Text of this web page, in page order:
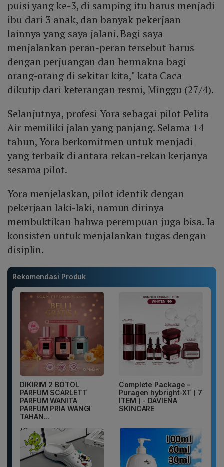
puisi yang ke-3, di samping itu harus menjadi
ibu dari 3 anak, dan banyak pekerjaan
lainnya yang saya jalani. Bagi saya
menjalankan peran-peran tersebut harus
dengan perjuangan dan bermakna bagi
orang-orang di sekitar kita," kata Caca
dikutip dari keterangan resmi, Minggu (27/4).
Selanjutnya, profesi Yora sebagai pilot Pelita
Air memiliki jalan yang panjang. Selama 14
tahun, Yora berkomitmen untuk menjadi
yang terbaik di antara rekan-rekan kerjanya
sesama pilot.
Yora menjelaskan, pilot identik dengan
pekerjaan laki-laki, namun dirinya
membuktikan bahwa perempuan juga bisa. Ia
konsisten untuk menjalankan tugas dengan
disiplin.
Rekomendasi Produk
DIKIRIM 2 BOTOL
PARFUM SCARLETT
PARFUM WANITA
PARFUM PRIA WANGI
TAHAN...
Complete Package -
Puragen hybright-XT ( 7
ITEM ) - DAVIENA
SKINCARE